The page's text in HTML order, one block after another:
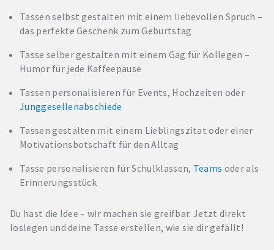
Tassen selbst gestalten mit einem liebevollen Spruch –
das perfekte Geschenk zum Geburtstag
Tasse selber gestalten mit einem Gag für Kollegen –
Humor für jede Kaffeepause
Tassen personalisieren für Events, Hochzeiten oder
Junggesellenabschiede
Tassen gestalten mit einem Lieblingszitat oder einer
Motivationsbotschaft für den Alltag
Tasse personalisieren für Schulklassen, Teams oder als
Erinnerungsstück
Du hast die Idee – wir machen sie greifbar. Jetzt direkt
loslegen und deine Tasse erstellen, wie sie dir gefällt!